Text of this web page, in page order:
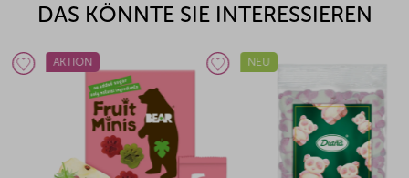
DAS KÖNNTE SIE INTERESSIEREN
AKTION NEU